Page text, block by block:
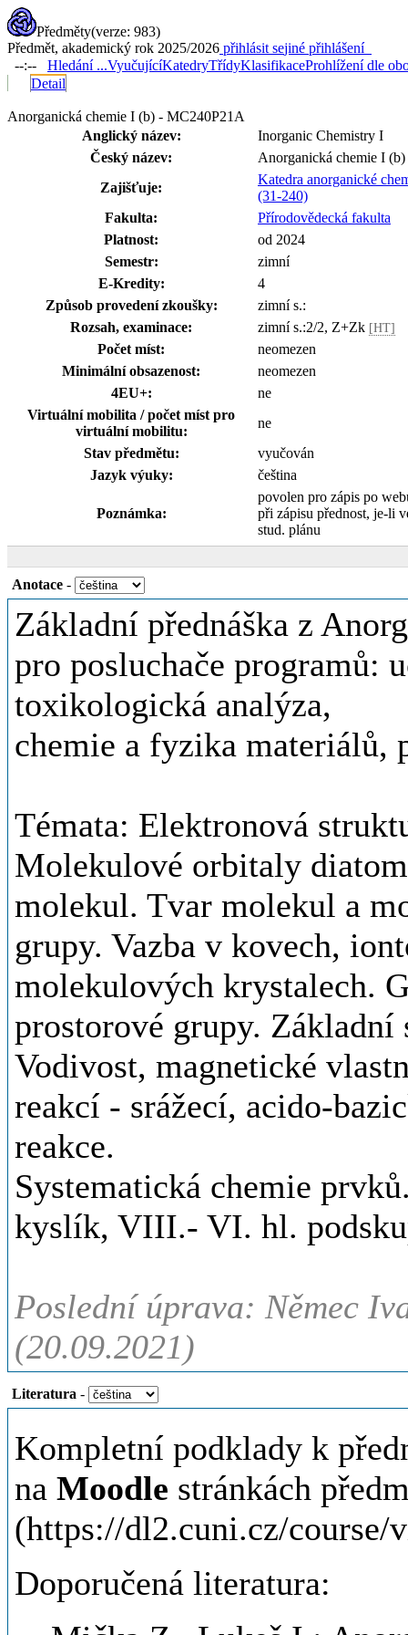
Předměty(verze: 983)
Předmět, akademický rok 2025/2026 přihlásit sejiné přihlášení
--:--
Hledání ...VyučujícíKatedryTřídyKlasifikaceProhlížení dle
Detail
Anorganická chemie I (b) - MC240P21A
Anglický název:
Inorganic Chemistry I
Český název:
Anorganická chemie I (b)
Zajišťuje:
Katedra anorganické
(31-240)
Fakulta:
Přírodovědecká fakulta
Platnost:
od 2024
Semestr:
zimní
E-Kredity:
4
Způsob provedení zkoušky:
zimní s.:
Rozsah, examinace:
zimní s.:2/2, Z+Zk [HT]
Počet míst:
neomezen
Minimální obsazenost:
neomezen
4EU+:
ne
Virtuální mobilita / počet míst pro
virtuální mobilitu:
ne
Stav předmětu:
vyučován
Jazyk výuky:
čeština
Poznámka:
povolen pro zápis po
při zápisu přednost, je-li
stud. plánu
Anotace -
Základní přednáška z
pro posluchače programů:
toxikologická analýza,
chemie a fyzika materiálů,
Témata: Elektronová
Molekulové orbitaly
molekul. Tvar molekul a
grupy. Vazba v kovech,
molekulových krystalech.
prostorové grupy.
Vodivost, magnetické
reakcí - srážecí, acido-
reakce.
Systematická chemie
kyslík, VIII.- VI. hl.
Poslední úprava: Němec
(20.09.2021)
Literatura -
Kompletní podklady k
na Moodle stránkách
(https://dl2.cuni.cz/course/
Doporučená literatura: